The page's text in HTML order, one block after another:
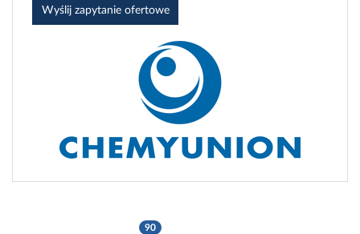
Wyślij zapytanie ofertowe
90